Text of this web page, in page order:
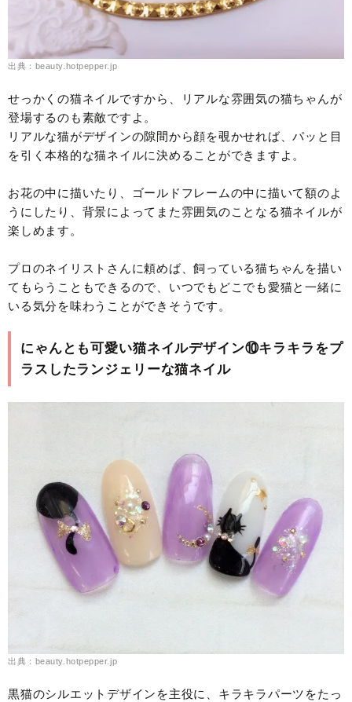
出典：beauty.hotpepper.jp
せっかくの猫ネイルですから、リアルな雰囲気の猫ちゃんが
登場するのも素敵ですよ。
リアルな猫がデザインの隙間から顔を覗かせれば、パッと目
を引く本格的な猫ネイルに決めることができますよ。
お花の中に描いたり、ゴールドフレームの中に描いて額のよ
うにしたり、背景によってまた雰囲気のことなる猫ネイルが
楽しめます。
プロのネイリストさんに頼めば、飼っている猫ちゃんを描い
てもらうこともできるので、いつでもどこでも愛猫と一緒に
いる気分を味わうことができそうです。
にゃんとも可愛い猫ネイルデザイン⑩キラキラをプ
ラスしたランジェリーな猫ネイル
出典：beauty.hotpepper.jp
黒猫のシルエットデザインを主役に、キラキラパーツをたっ